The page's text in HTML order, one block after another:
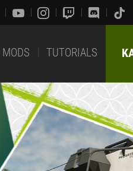
MODS TUTORIALS